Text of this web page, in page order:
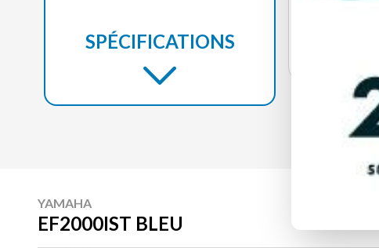
SPÉCIFICATIONS
VOIR
YAMAHA
EF2000IST BLEU